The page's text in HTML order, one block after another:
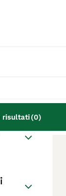
risultati(0)